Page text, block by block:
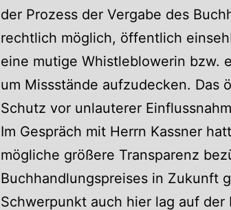
der Prozess der Vergabe des
rechtlich möglich, öffentlich
eine mutige Whistleblowerin bzw.
um Missstände aufzudecken. Das
Schutz vor unlauterer
Im Gespräch mit Herrn Kassner
mögliche größere Transparenz
Buchhandlungspreises in Zukunft
Schwerpunkt auch hier lag auf der